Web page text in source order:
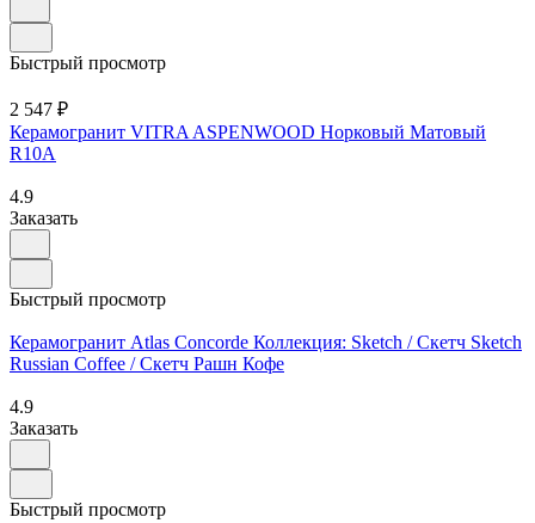
Быстрый просмотр
2 547 ₽
Керамогранит VITRA ASPENWOOD Норковый Матовый
R10A
4.9
Заказать
Быстрый просмотр
Керамогранит Atlas Concorde Коллекция: Sketch / Скетч Sketch
Russian Coffee / Скетч Рашн Кофе
4.9
Заказать
Быстрый просмотр